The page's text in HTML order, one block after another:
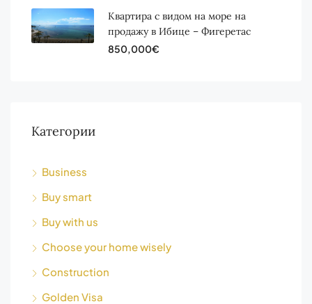
Квартира с видом на море на
продажу в Ибице – Фигеретас
850,000€
Категории
Business
Buy smart
Buy with us
Choose your home wisely
Construction
Golden Visa